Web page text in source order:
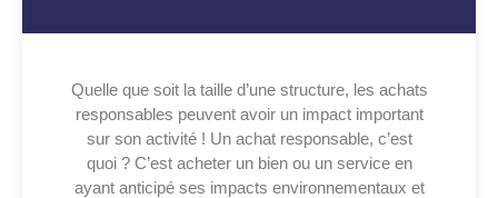
Quelle que soit la taille d’une structure, les achats
responsables peuvent avoir un impact important
sur son activité ! Un achat responsable, c’est
quoi ? C’est acheter un bien ou un service en
ayant anticipé ses impacts environnementaux et